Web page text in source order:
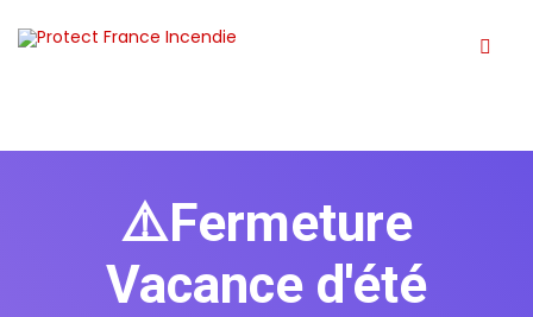
⚠️Fermeture
Vacance d'été